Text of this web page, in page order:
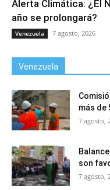
Alerta Climática: ¿El
año se prolongará?
Venezuela 7 agosto, 2026
Venezuela
más de
7 agosto,
son
7 agosto,